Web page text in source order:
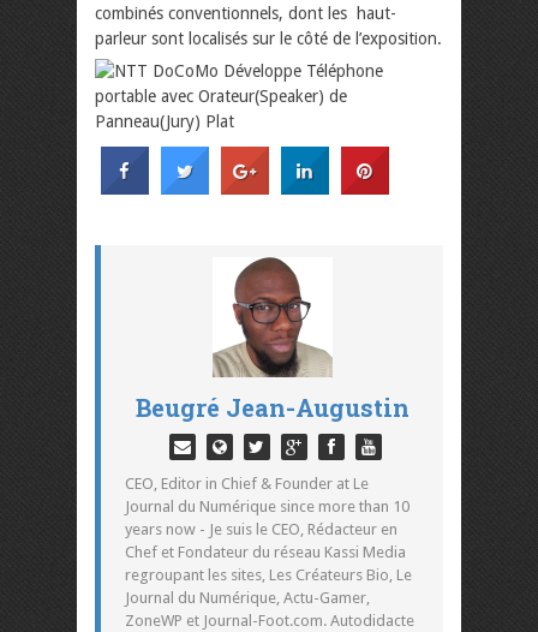
combinés conventionnels, dont les haut-
parleur sont localisés sur le côté de l’exposition.
Beugré Jean-Augustin
CEO, Editor in Chief & Founder at Le
Journal du Numérique since more than 10
years now - Je suis le CEO, Rédacteur en
Chef et Fondateur du réseau Kassi Media
regroupant les sites, Les Créateurs Bio, Le
Journal du Numérique, Actu-Gamer,
ZoneWP et Journal-Foot.com. Autodidacte